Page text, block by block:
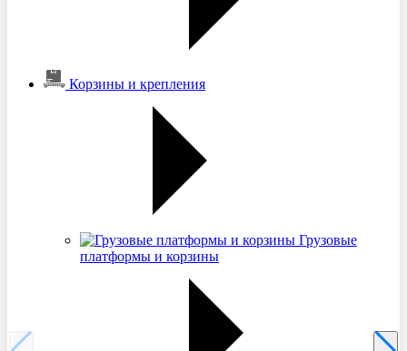
Корзины и крепления
Грузовые
платформы и корзины